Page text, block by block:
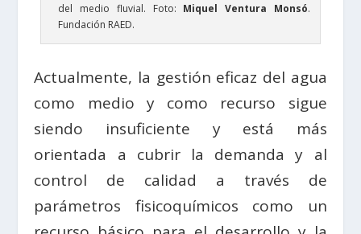
del medio fluvial. Foto: Miquel Ventura Monsó.
Fundación RAED.
Actualmente, la gestión eficaz del agua
como medio y como recurso sigue
siendo insuficiente y está más
orientada a cubrir la demanda y al
control de calidad a través de
parámetros fisicoquímicos como un